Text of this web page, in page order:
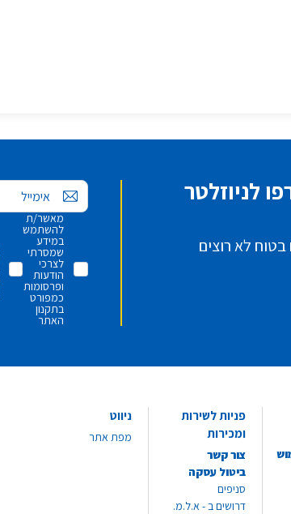
לניוזלטר
לא רוצים
אימייל
מאשר/ת
להשתמש
במידע
שמסרתי
לצרכי
הודעות
ופרסומות
כמפורט
בתקנון
האתר
פניות לשירות
ומכירות
צור קשר
ביטול עסקה
סניפים
דרושים ב - א.ל.מ.
ניווט
מפת אתר